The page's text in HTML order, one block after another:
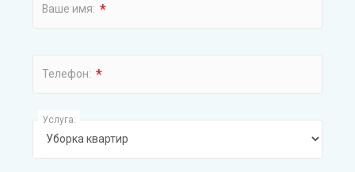
Ваше имя: *
Телефон: *
Услуга: